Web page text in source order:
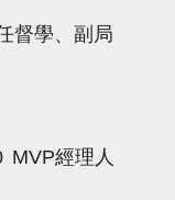
督學、副局
MVP經理人